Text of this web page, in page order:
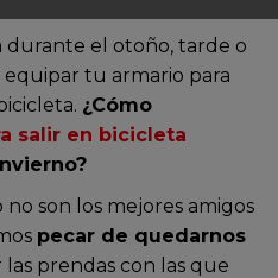
durante el otoño, tarde o
tu armario para
¿Cómo
salir en bicicleta
son los mejores amigos
pecar de quedarnos
las prendas con las que